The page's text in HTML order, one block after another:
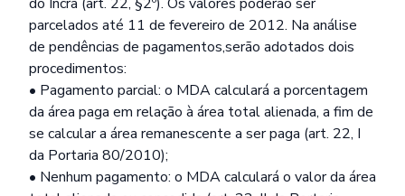
parcelados até 11 de fevereiro de 2012. Na análise
de pendências de pagamentos,serão adotados dois
procedimentos:
• Pagamento parcial: o MDA calculará a porcentagem
da área paga em relação à área total alienada, a fim de
se calcular a área remanescente a ser paga (art. 22, I
da Portaria 80/2010);
• Nenhum pagamento: o MDA calculará o valor da área